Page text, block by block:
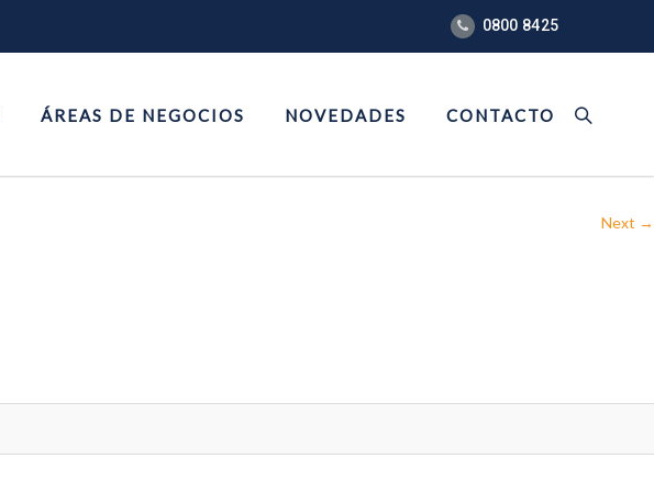
0800 8425
ÁREAS DE NEGOCIOS NOVEDADES CONTACTO
Next →